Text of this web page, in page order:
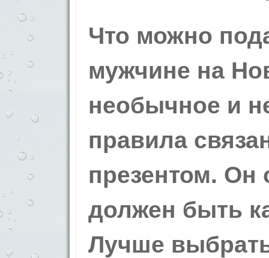
Что можно
мужчине на
необычное и
правила
презентом. Он
должен быть
Лучше